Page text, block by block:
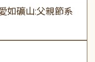
如礦山:父親節系